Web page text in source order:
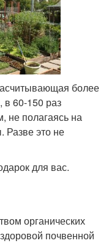
более
в 60-150 раз
полагаясь на
Разве это не
для вас.
органических
почвенной